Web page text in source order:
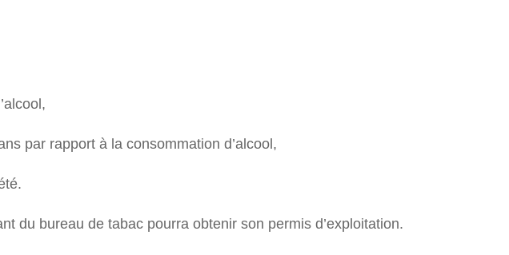
par rapport à la consommation d’alcool,
du bureau de tabac pourra obtenir son permis d’exploitation.